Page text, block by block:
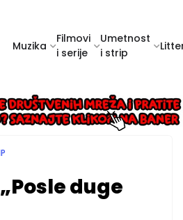
Muzika
Filmovi
i serije
Umetnost
i strip
duge